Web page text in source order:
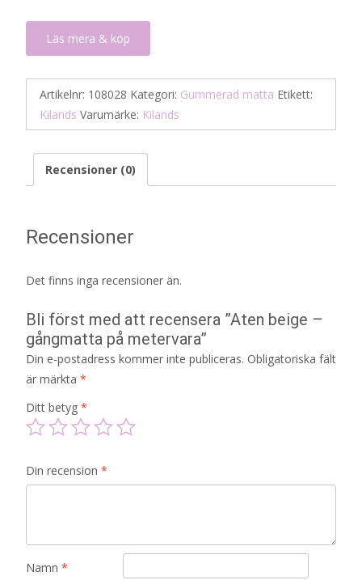
Läs mera & köp
Artikelnr: 108028 Kategori: Gummerad matta Etikett:
Kilands Varumärke: Kilands
Recensioner (0)
Recensioner
Det finns inga recensioner än.
Bli först med att recensera ”Aten beige –
gångmatta på metervara”
Din e-postadress kommer inte publiceras. Obligatoriska fält
är märkta *
Ditt betyg *
Din recension *
Namn *